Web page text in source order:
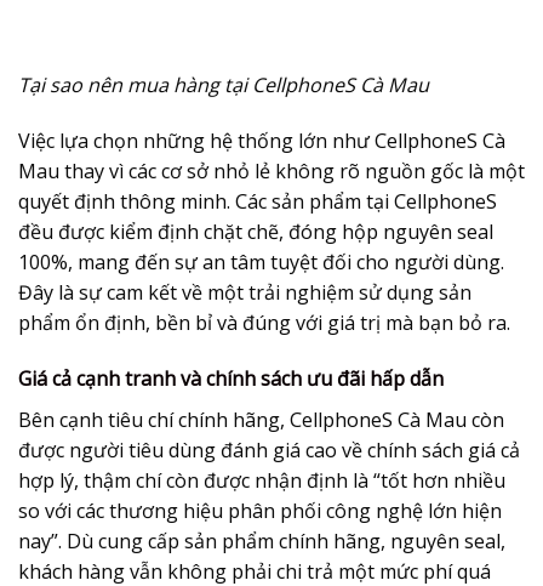
Tại sao nên mua hàng tại CellphoneS Cà Mau
Việc lựa chọn những hệ thống lớn như CellphoneS Cà
Mau thay vì các cơ sở nhỏ lẻ không rõ nguồn gốc là một
quyết định thông minh. Các sản phẩm tại CellphoneS
đều được kiểm định chặt chẽ, đóng hộp nguyên seal
100%, mang đến sự an tâm tuyệt đối cho người dùng.
Đây là sự cam kết về một trải nghiệm sử dụng sản
phẩm ổn định, bền bỉ và đúng với giá trị mà bạn bỏ ra.
Giá cả cạnh tranh và chính sách ưu đãi hấp dẫn
Bên cạnh tiêu chí chính hãng, CellphoneS Cà Mau còn
được người tiêu dùng đánh giá cao về chính sách giá cả
hợp lý, thậm chí còn được nhận định là “tốt hơn nhiều
so với các thương hiệu phân phối công nghệ lớn hiện
nay”. Dù cung cấp sản phẩm chính hãng, nguyên seal,
khách hàng vẫn không phải chi trả một mức phí quá